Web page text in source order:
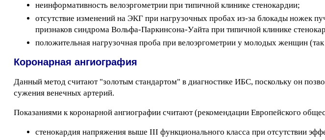
неинформативность велоэргометрии при типичной клинике стенокардии;
отсутствие изменений на ЭКГ при нагрузочных пробах из-за блокады ножек
признаков синдрома Вольфа-Паркинсона-Уайта при типичной клинике
положительная нагрузочная проба при велоэргометрии у молодых женщин
Коронарная ангиография
Данный метод считают "золотым стандартом" в диагностике ИБС, поскольку он
сужения венечных артерий.
Показаниями к коронарной ангиографии считают (рекомендации Европейского
стенокардия напряжения выше III функционального класса при отсутствии